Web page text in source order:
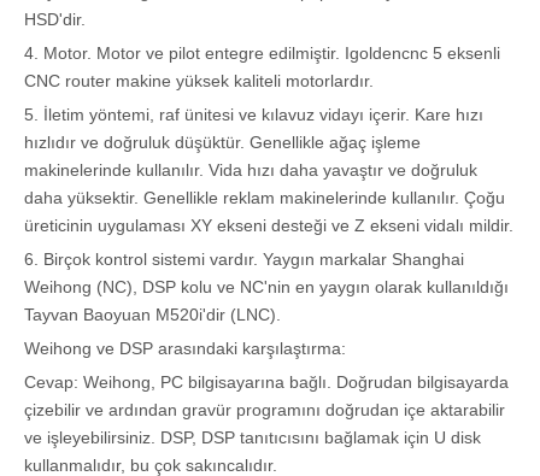
HSD'dir.
4. Motor. Motor ve pilot entegre edilmiştir. Igoldencnc 5 eksenli
CNC router makine yüksek kaliteli motorlardır.
5. İletim yöntemi, raf ünitesi ve kılavuz vidayı içerir. Kare hızı
hızlıdır ve doğruluk düşüktür. Genellikle ağaç işleme
makinelerinde kullanılır. Vida hızı daha yavaştır ve doğruluk
daha yüksektir. Genellikle reklam makinelerinde kullanılır. Çoğu
üreticinin uygulaması XY ekseni desteği ve Z ekseni vidalı mildir.
6. Birçok kontrol sistemi vardır. Yaygın markalar Shanghai
Weihong (NC), DSP kolu ve NC'nin en yaygın olarak kullanıldığı
Tayvan Baoyuan M520i'dir (LNC).
Weihong ve DSP arasındaki karşılaştırma:
Cevap: Weihong, PC bilgisayarına bağlı. Doğrudan bilgisayarda
çizebilir ve ardından gravür programını doğrudan içe aktarabilir
ve işleyebilirsiniz. DSP, DSP tanıtıcısını bağlamak için U disk
kullanmalıdır, bu çok sakıncalıdır.